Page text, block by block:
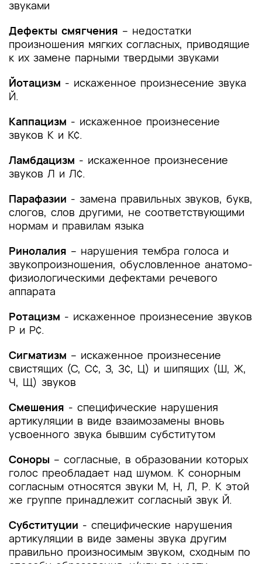
звуками
Дефекты смягчения – недостатки
произношения мягких согласных, приводящие
к их замене парными твердыми звуками
Йотацизм - искаженное произнесение звука
Й.
Каппацизм - искаженное произнесение
звуков К и К¢.
Ламбдацизм - искаженное произнесение
звуков Л и Л¢.
Парафазии - замена правильных звуков, букв,
слогов, слов другими, не соответствующими
нормам и правилам языка
Ринолалия -- нарушения тембра голоса и
звукопроизношения, обусловленное анатомо-
физиологическими дефектами речевого
аппарата
Ротацизм - искаженное произнесение звуков
Р и Р¢.
Сигматизм – искаженное произнесение
свистящих (С, С¢, З, З¢, Ц) и шипящих (Ш, Ж,
Ч, Щ) звуков
Смешения - специфические нарушения
артикуляции в виде взаимозамены вновь
усвоенного звука бывшим субститутом
Соноры – согласные, в образовании которых
голос преобладает над шумом. К сонорным
согласным относятся звуки М, Н, Л, Р. К этой
же группе принадлежит согласный звук Й.
Субституции - специфические нарушения
артикуляции в виде замены звука другим
правильно произносимым звуком, сходным по